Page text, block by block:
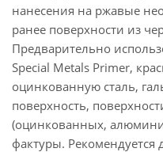
нанесения на ржавые
ранее поверхности из
Предварительно
Special Metals Primer,
оцинкованную сталь,
поверхность,
(оцинкованных,
фактуры. Рекомендуется